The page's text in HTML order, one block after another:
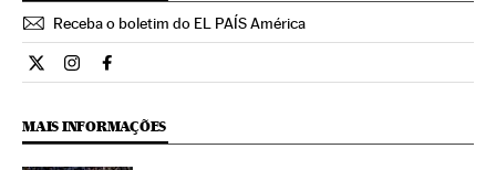
Receba o boletim do EL PAÍS América
Internacional El País Brasil en Twitter
Internacional El País Brasil en Instagram
Internacional El País Brasil en Facebook
MAIS INFORMAÇÕES